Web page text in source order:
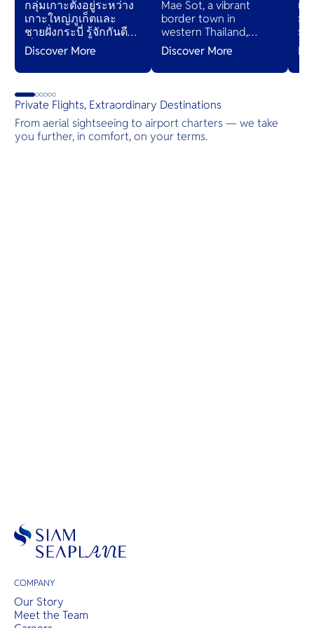
กลุ่มเกาะตั้งอยู่ระหว่าง
เกาะใหญ่ภูเก็ตและ
ชายฝั่งกระบี่ รู้จักกันดีใน
เรื่องหน้าผาหินปูนขนาด
ใหญ่ที่ยื่นออกจากทะเล
Discover More
Mae Sot, a vibrant
border town in
western Thailand,
blends Thai and
Burmese cultures,
bustling markets, and
serving as a gateway
to natural wonders
and cross-cultural
adventures.
Discover More
เ
มี
ม
ข
ส
Private Flights, Extraordinary Destinations
From aerial sightseeing to airport charters — we take
you further, in comfort, on your terms.
COMPANY
Our Story
Meet the Team